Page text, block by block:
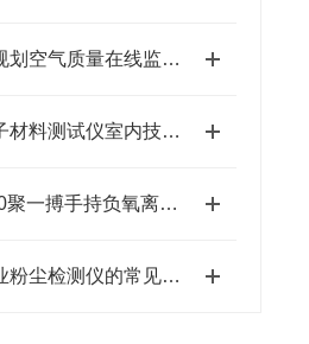
十四五规划空气质量在线监测系统政策
负氧离子材料测试仪室内技术规格
JYB-500聚一搏手持负氧离子浓度检测仪：实验科研空气质量小助手
谈谈工业粉尘检测仪的常见问题